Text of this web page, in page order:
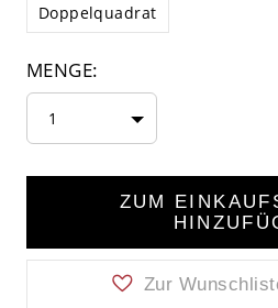
Doppelquadrat
MENGE:
1
ZUM
Zur